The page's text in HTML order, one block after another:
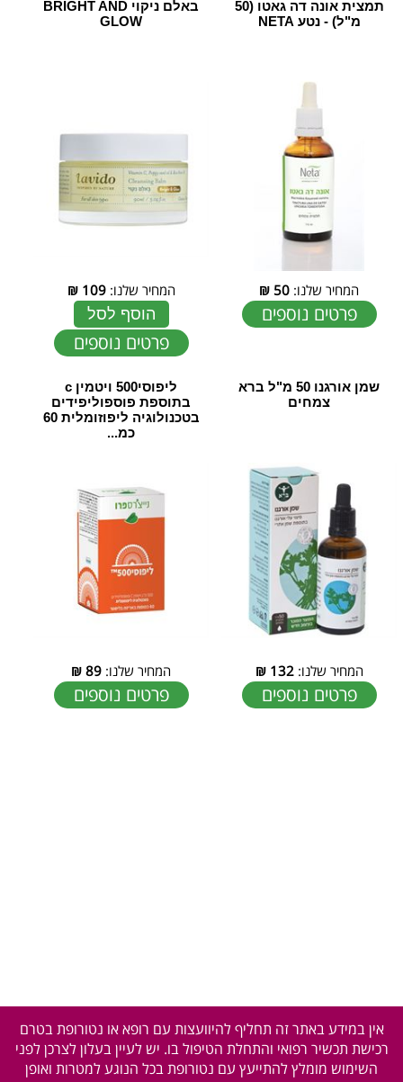
תמצית אונה דה גאטו (50
מ"ל) - נטע NETA
המחיר שלנו: 50
₪
פרטים נוספים
באלם ניקוי BRIGHT AND
GLOW
המחיר שלנו:109
₪
הוסף לסל
פרטים נוספים
שמן אורגנו 50 מ"ל ‏ברא
צמחים
המחיר שלנו:132
₪
פרטים נוספים
ליפוסי500 ויטמין c
בתוספת פוספוליפידים
בטכנולוגיה ליפוזומלית 60
כמ...
המחיר שלנו: 89
₪
פרטים נוספים
אין במידע באתר זה תחליף להיוועצות עם רופא או נטורופת בטרם
רכישת תכשיר רפואי והתחלת הטיפול בו. יש לעיין בעלון לצרכן לפני
השימוש מומלץ להתייעץ עם נטורופת בכל הנוגע למטרות ואופן